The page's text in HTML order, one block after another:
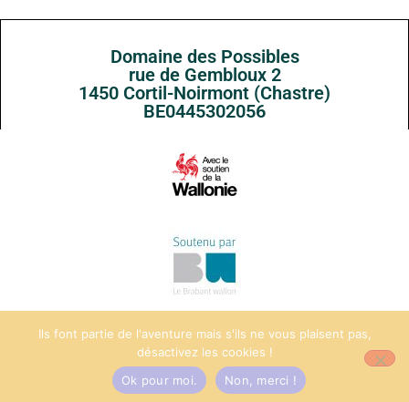
Domaine des Possibles
rue de Gembloux 2
1450 Cortil-Noirmont (Chastre)
BE0445302056
© 2025 Tous droits réservés
Ils font partie de l'aventure mais s'ils ne vous plaisent pas,
désactivez les cookies !
Ok pour moi.
Non, merci !